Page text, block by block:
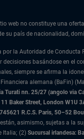
web no constituye una
su país de nacionalidad,
la Autoridad de Conducta
basándose en el
siempre se afirma la
alemana (BaFin)
Turati nn. 25/27 (angolo via
Baker Street, London W1U
R.C.S. Paris, 50–52
están, asimismo, sujetas a la
Italia; (2) Sucursal irlandesa: